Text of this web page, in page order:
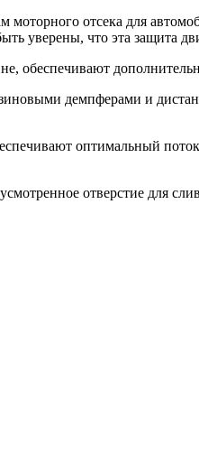
моторного отсека для
уверены, что эта защита
обеспечивают
демпферами и
оптимальный
отверстие для